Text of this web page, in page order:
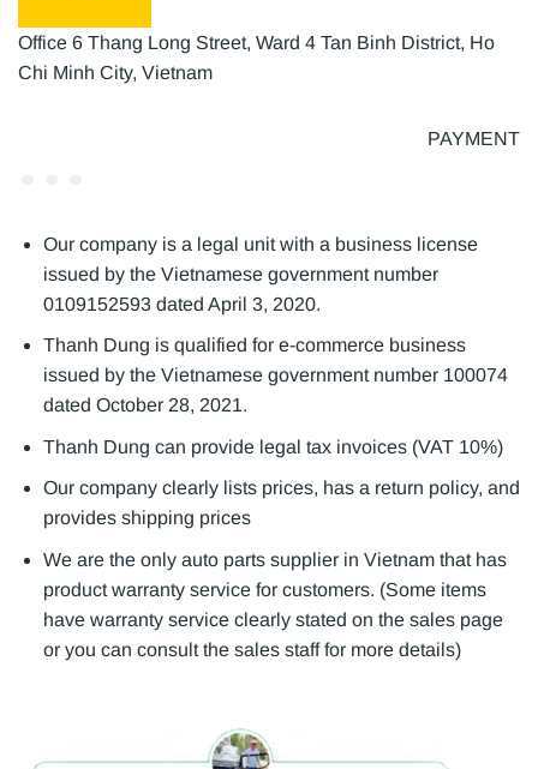
Office 6 Thang Long Street, Ward 4 Tan Binh District, Ho
Chi Minh City, Vietnam
PAYMENT
Our company is a legal unit with a business license
issued by the Vietnamese government number
0109152593 dated April 3, 2020.
Thanh Dung is qualified for e-commerce business
issued by the Vietnamese government number 100074
dated October 28, 2021.
Thanh Dung can provide legal tax invoices (VAT 10%)
Our company clearly lists prices, has a return policy, and
provides shipping prices
We are the only auto parts supplier in Vietnam that has
product warranty service for customers. (Some items
have warranty service clearly stated on the sales page
or you can consult the sales staff for more details)